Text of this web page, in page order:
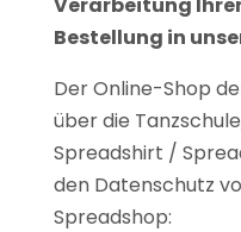
Bestellung in
Der Online-Shop
über die
Spreadshirt /
den Datenschutz
Spreadshop: